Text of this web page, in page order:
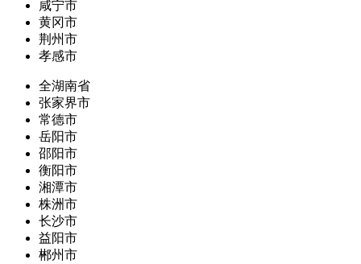
咸宁市
黄冈市
荆州市
孝感市
全湖南省
张家界市
常德市
岳阳市
邵阳市
衡阳市
湘潭市
株洲市
长沙市
益阳市
郴州市